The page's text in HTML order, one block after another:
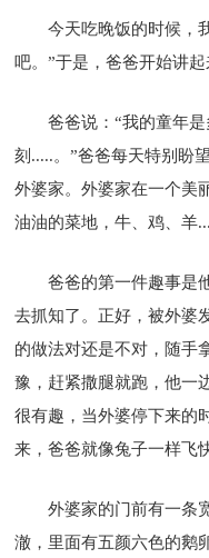
今天吃晚饭的时候，
吧。”于是，爸爸开始讲起
爸爸说：“我的童年
刻.....。”爸爸每天特别盼
外婆家。外婆家在一个美
油油的菜地，牛、鸡、羊
爸爸的第一件趣事是
去抓知了。正好，被外婆
的做法对还是不对，随手
豫，赶紧撒腿就跑，他一
很有趣，当外婆停下来的
来，爸爸就像兔子一样飞
外婆家的门前有一条
澈，里面有五颜六色的鹅